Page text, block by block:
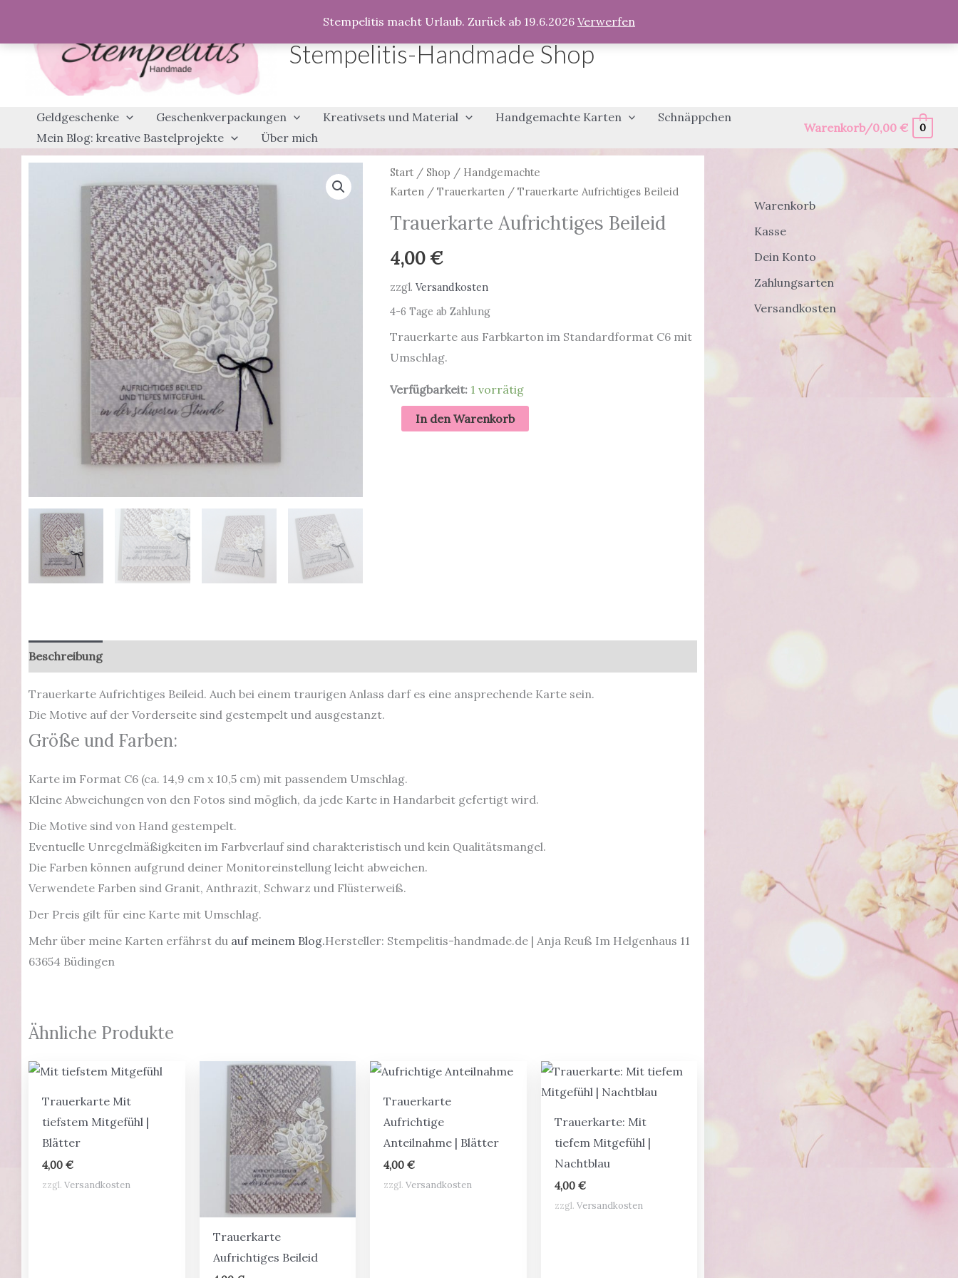
Stempelitis macht Urlaub. Zurück ab 19.6.2026 Verwerfen
springen
Stempelitis-Handmade Shop
Geldgeschenke Geschenkverpackungen Kreativsets und Material Handgemachte Karten
Schnäppchen
Mein Blog: kreative Bastelprojekte
Über mich
Warenkorb/0,00€ 0
Start/ Shop / Handgemachte
Karten/ Trauerkarten/ Trauerkarte Aufrichtiges Beileid
Trauerkarte Aufrichtiges Beileid
4,00€
zzgl. Versandkosten
4-6 Tage ab Zahlung
Trauerkarte aus Farbkarton im Standardformat C6 mit
Umschlag.
Verfügbarkeit: 1 vorrätig
Trauerkarte
Aufrichtiges
In den Warenkorb
Beschreibung
Trauerkarte Aufrichtiges Beileid. Auch bei einem traurigen Anlass darf es eine ansprechende Karte sein.
Die Motive auf der Vorderseite sind gestempelt und ausgestanzt.
Größe und Farben:
Karte im Format C6 (ca. 14,9 cm x 10,5 cm) mit passendem Umschlag.
Kleine Abweichungen von den Fotos sind möglich, da jede Karte in Handarbeit gefertigt wird.
Die Motive sind von Hand gestempelt.
Eventuelle Unregelmäßigkeiten im Farbverlauf sind charakteristisch und kein Qualitätsmangel.
Die Farben können aufgrund deiner Monitoreinstellung leicht abweichen.
Verwendete Farben sind Granit, Anthrazit, Schwarz und Flüsterweiß.
Der Preis gilt für eine Karte mit Umschlag.
Mehr über meine Karten erfährst du auf meinem Blog.Hersteller: Stempelitis-handmade.de | Anja Reuß Im Helgenhaus 11
63654 Büdingen
Ähnliche Produkte
Trauerkarte Mit
tiefstem Mitgefühl |
Blätter
4,00€
zzgl.Versandkosten
Trauerkarte
Aufrichtiges Beileid
Trauerkarte
Aufrichtige
Anteilnahme | Blätter
4,00€
zzgl.Versandkosten
Trauerkarte: Mit
tiefem Mitgefühl |
Nachtblau
4,00 €
zzgl. Versandkosten
Warenkorb
Kasse
Dein Konto
Zahlungsarten
Versandkosten